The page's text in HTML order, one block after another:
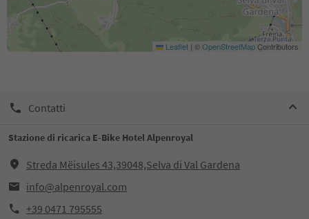
Leaflet | ©OpenStreetMapContributors
Contatti
Stazione di ricarica E-Bike Hotel Alpenroyal
Streda Mëisules 43,39048,Selva di Val Gardena
info@alpenroyal.com
+39 0471 795555